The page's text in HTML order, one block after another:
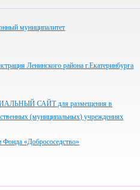
муниципалитет
Ленинского района г.Екатеринбурга
САЙТ для размещения в
(муниципальных) учреждениях
«Добрососедство»